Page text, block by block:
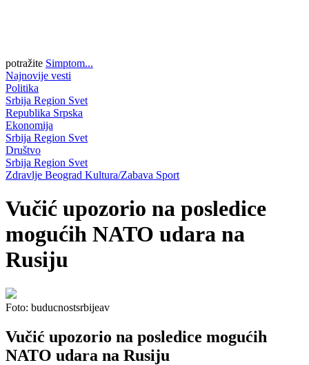
potražite Simptom...
Najnovije vesti
Politika
Srbija Region Svet
Republika Srpska
Ekonomija
Srbija Region Svet
Društvo
Srbija Region Svet
Zdravlje Beograd Kultura/Zabava Sport
Vučić upozorio na posledice
mogućih NATO udara na
Rusiju
Foto: buducnostsrbijeav
Vučić upozorio na posledice mogućih
NATO udara na Rusiju